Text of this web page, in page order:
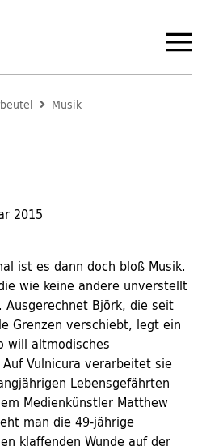
Musik
2015
ist es dann doch bloß Musik.
wie keine andere unverstellt
Ausgerechnet Björk, die seit
Grenzen verschiebt, legt ein
will altmodisches
Vulnicura verarbeitet sie
Lebensgefährten
Medienkünstler Matthew
man die 49-jährige
klaffenden Wunde auf der